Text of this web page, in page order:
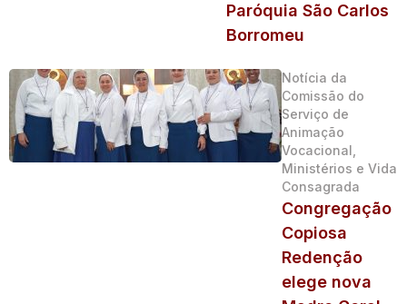
Paróquia São Carlos
Borromeu
Notícia da
Comissão do
Serviço de
Animação
Vocacional,
Ministérios e Vida
Consagrada
Congregação
Copiosa
Redenção
elege nova